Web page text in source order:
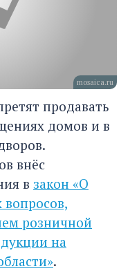
mosaica.ru
продавать
домов и в
внёс
в закон «О
розничной
на
.